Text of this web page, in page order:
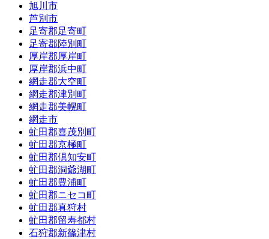
旭川市
芦別市
足寄郡足寄町
足寄郡陸別町
厚岸郡厚岸町
厚岸郡浜中町
網走郡大空町
網走郡津別町
網走郡美幌町
網走市
虻田郡喜茂別町
虻田郡京極町
虻田郡倶知安町
虻田郡洞爺湖町
虻田郡豊浦町
虻田郡ニセコ町
虻田郡真狩村
虻田郡留寿都村
石狩郡新篠津村